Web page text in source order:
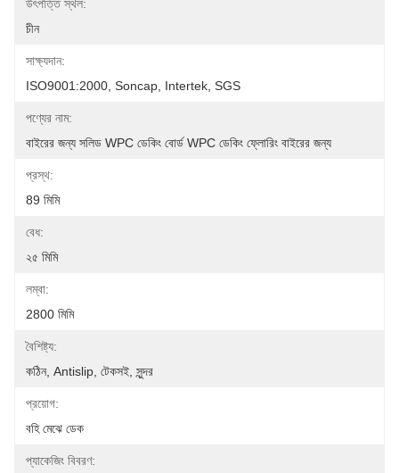
উৎপত্তি স্থল:
চীন
সাক্ষ্যদান:
ISO9001:2000, Soncap, Intertek, SGS
পণ্যের নাম:
বাইরের জন্য সলিড WPC ডেকিং বোর্ড WPC ডেকিং ফ্লোরিং বাইরের জন্য
প্রস্থ:
89 মিমি
বেধ:
২৫ মিমি
লম্বা:
2800 মিমি
বৈশিষ্ট্য:
কঠিন, Antislip, টেকসই, সুন্দর
প্রয়োগ:
বহি মেঝে ডেক
প্যাকেজিং বিবরণ: